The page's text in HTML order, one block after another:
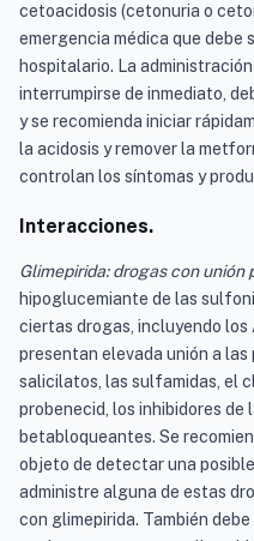
cetoacidosis (cetonuria o
emergencia médica que debe
hospitalario. La administración
interrumpirse de inmediato,
y se recomienda iniciar
la acidosis y remover la
controlan los síntomas y
Interacciones.
Glimepirida: drogas con unión
hipoglucemiante de las
ciertas drogas, incluyendo los
presentan elevada unión a
salicilatos, las sulfamidas, el
probenecid, los inhibidores de
betabloqueantes. Se
objeto de detectar una
administre alguna de estas
con glimepirida. También